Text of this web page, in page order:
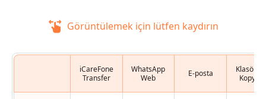
Görüntülemek için lütfen kaydırın
iCareFone
Transfer
WhatsApp
Web
E-posta
Kopyala